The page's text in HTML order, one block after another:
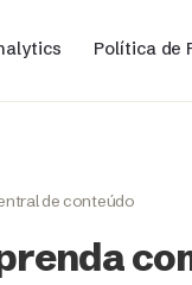
Política de
de conteúdo